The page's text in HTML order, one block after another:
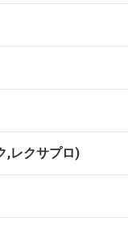
,レクサプロ)